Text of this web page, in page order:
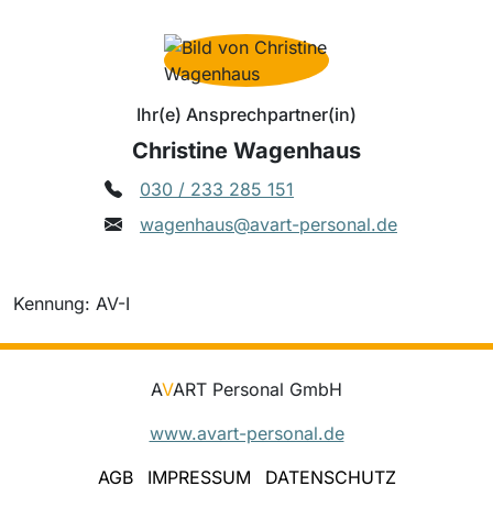
Ihr(e) Ansprechpartner(in)
Christine Wagenhaus
030 / 233 285 151
wagenhaus@avart-personal.de
Kennung: AV-I
AVART Personal GmbH
www.avart-personal.de
AGB
IMPRESSUM DATENSCHUTZ